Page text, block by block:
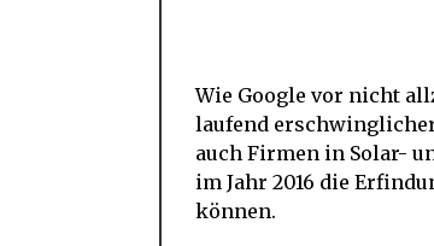
Wie Google vor nicht
laufend
auch Firmen in Solar-
im Jahr 2016 die
können.